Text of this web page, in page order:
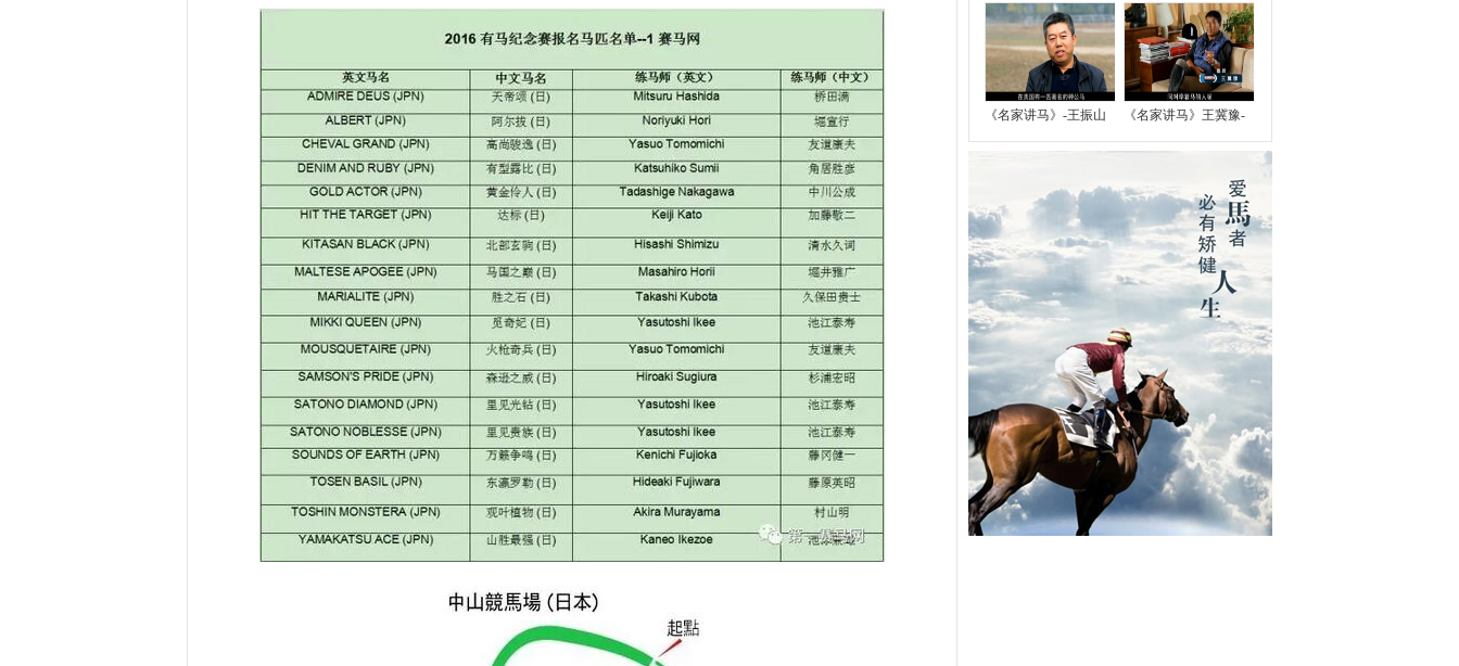
《名家讲马》-王振山 《名家讲马》王冀豫-